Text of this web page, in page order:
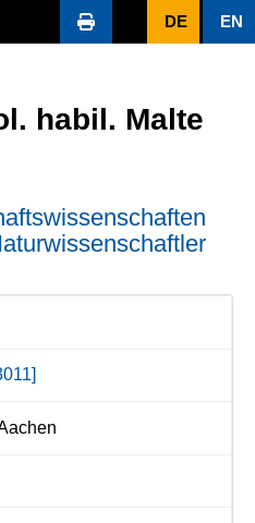
DE EN
habil. Malte